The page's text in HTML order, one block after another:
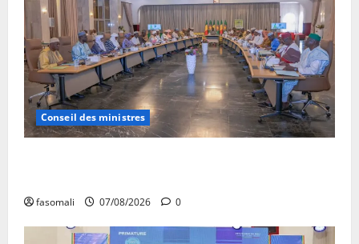
Conseil des ministres
fasomali 07/08/2026 0